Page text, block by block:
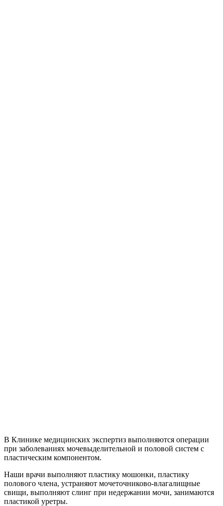
В Клинике медицинских экспертиз выполняются операции
при заболеваниях мочевыделительной и половой систем с
пластическим компонентом.
Наши врачи выполняют пластику мошонки, пластику
полового члена, устраняют мочеточниково-влагалищные
свищи, выполняют слинг при недержании мочи, занимаются
пластикой уретры.